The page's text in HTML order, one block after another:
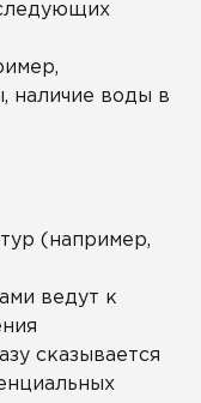
наличие воды в
(например,
ведут к
сказывается